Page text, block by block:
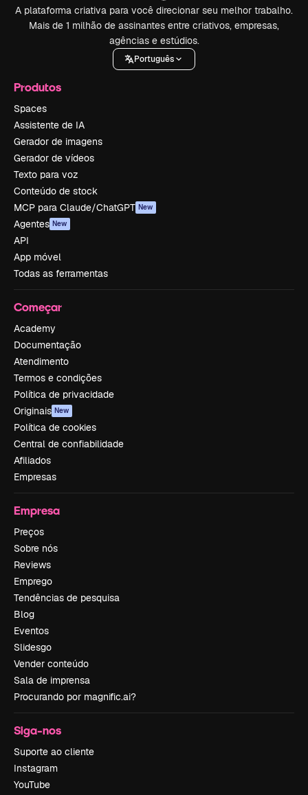
A plataforma criativa para você direcionar seu melhor trabalho.
Mais de 1 milhão de assinantes entre criativos, empresas,
agências e estúdios.
Português
Produtos
Spaces
Assistente de IA
Gerador de imagens
Gerador de vídeos
Texto para voz
Conteúdo de stock
MCP para Claude/ChatGPT New
Agentes New
API
App móvel
Todas as ferramentas
Começar
Academy
Documentação
Atendimento
Termos e condições
Política de privacidade
Originais New
Política de cookies
Central de confiabilidade
Afiliados
Empresas
Empresa
Preços
Sobre nós
Reviews
Emprego
Tendências de pesquisa
Blog
Eventos
Slidesgo
Vender conteúdo
Sala de imprensa
Procurando por magnific.ai?
Siga-nos
Suporte ao cliente
Instagram
YouTube